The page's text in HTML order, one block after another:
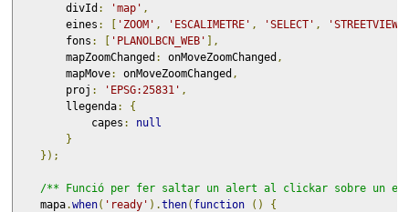
        divId
: 'map' ,
        eines
: [ 'ZOOM' , 'ESCALIMETRE' , 'SELECT' , 'STREETVIEW'
        fons
: [ 'PLANOLBCN_WEB' ],
        mapZoomChanged
: onMoveZoomChanged ,
        mapMove
: onMoveZoomChanged ,
        proj
: 'EPSG:25831' ,
        llegenda
:
{
            capes
:
null
}
});
/** Funció per fer saltar un alert al clickar sobre un
    mapa
.when( 'ready' ).then( function ()
{